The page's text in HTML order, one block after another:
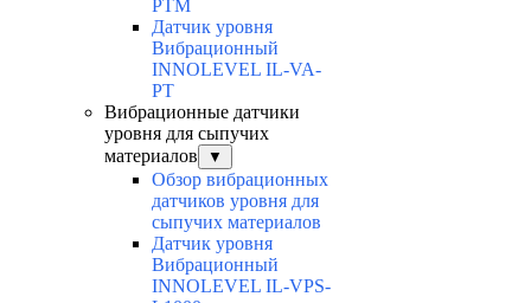
PTM
Датчик уровня
Вибрационный
INNOLEVEL IL-VA-
PT
Вибрационные датчики
уровня для сыпучих
материалов
▼
Обзор вибрационных
датчиков уровня для
сыпучих материалов
Датчик уровня
Вибрационный
INNOLEVEL IL-VPS-